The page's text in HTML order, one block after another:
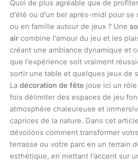
Quoi de plus agréable que de
d’été ou d’un bel après-midi pour
ou en famille autour de jeux ? Une
air combine l’amour du jeu et les
créant une ambiance dynamique et
que l’expérience soit vraiment
sortir une table et quelques jeux de
La décoration de fête joue ici un
fois délimiter des espaces de jeu
atmosphère chaleureuse et
caprices de la nature. Dans cet
dévoilons comment transformer
terrasse ou votre parc en un terrain
esthétique, en mettant l’accent sur